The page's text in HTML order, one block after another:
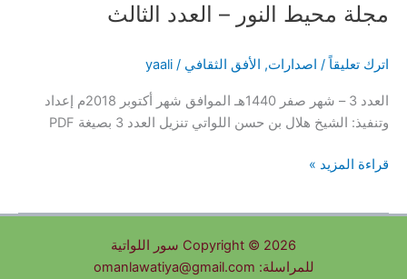
مجلة محيط النور – العدد الثالث
اترك تعليقاً / اصدارات, الأفق الثقافي /
yaali
العدد 3 – شهر صفر 1440هـ الموافق شهر أكتوبر 2018م إعداد
وتنفيذ: الشيخ هلال بن حسن اللواتي تنزيل العدد 3 بصيغة PDF
مجلة
قراءة المزيد »
Copyright © 2026 سور اللواتية
للمراسلة: omanlawatiya@gmail.com